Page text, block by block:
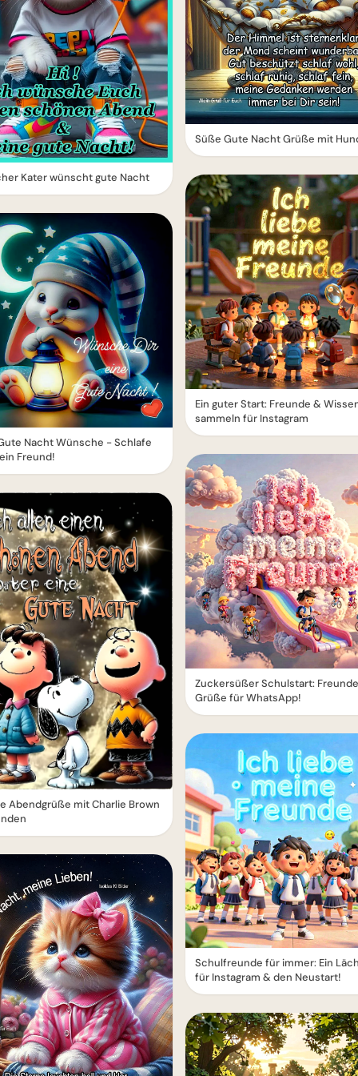
Kater wünscht gute Nacht
Nacht Wünsche - Schlafe
Freund!
Abendgrüße mit Charlie Brown
Süße Gute Nacht Grüße mit
Ein guter Start: Freunde &
sammeln für Instagram
Zuckersüßer Schulstart:
Grüße für WhatsApp!
Schulfreunde für immer: Ein
für Instagram & den Neustart!